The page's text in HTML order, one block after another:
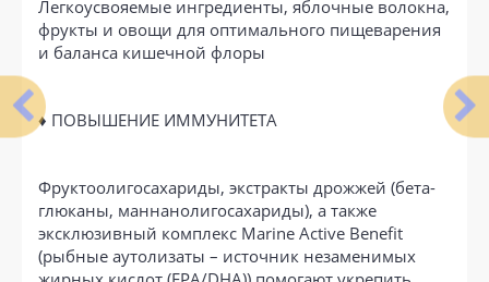
Легкоусвояемые ингредиенты, яблочные волокна,
фрукты и овощи для оптимального пищеварения
и баланса кишечной флоры
♦ ПОВЫШЕНИЕ ИММУНИТЕТА
Фруктоолигосахариды, экстракты дрожжей (бета-
глюканы, маннанолигосахариды), а также
эксклюзивный комплекс Marine Active Benefit
(рыбные аутолизаты – источник незаменимых